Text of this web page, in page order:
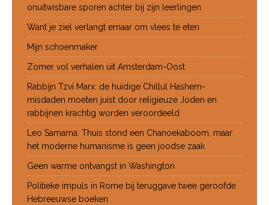
onuitwisbare sporen achter bij zijn leerlingen
Want je ziel verlangt ernaar om vlees te eten
Mijn schoenmaker
Zomer vol verhalen uit Amsterdam-Oost
Rabbijn Tzvi Marx: de huidige Chillul Hashem-
misdaden moeten juist door religieuze Joden en
rabbijnen krachtig worden veroordeeld
Leo Samama: Thuis stond een Chanoekaboom, maar
het moderne humanisme is geen joodse zaak
Geen warme ontvangst in Washington
Politieke impuls in Rome bij teruggave twee geroofde
Hebreeuwse boeken